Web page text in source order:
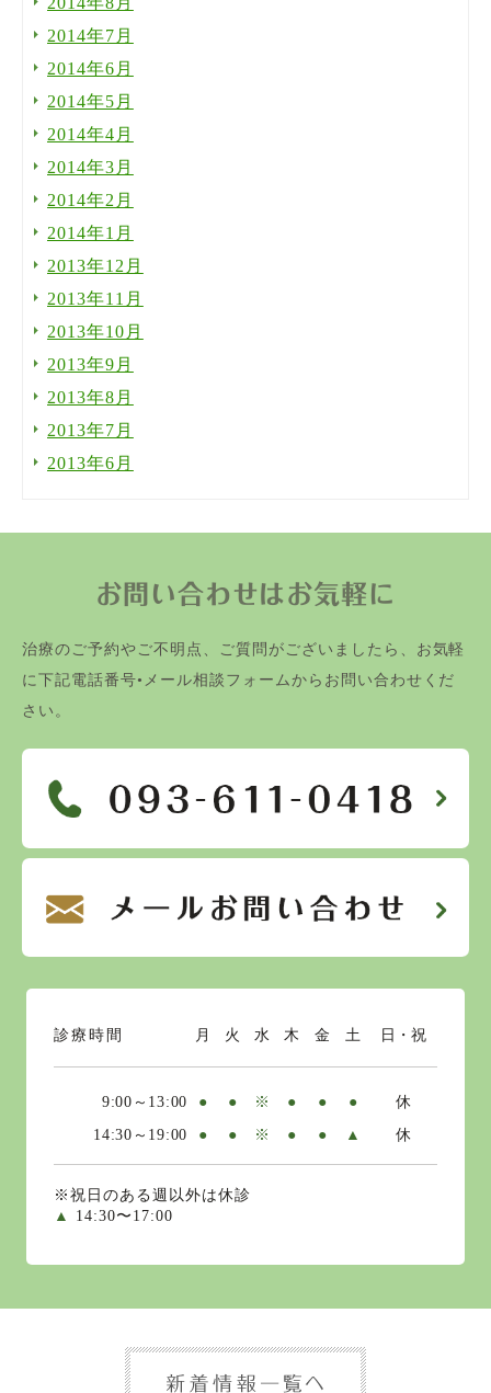
2014年7月
2014年6月
2014年5月
2014年4月
2014年3月
2014年2月
2014年1月
2013年12月
2013年11月
2013年10月
2013年9月
2013年8月
2013年7月
2013年6月
お問い合わせはお気軽に
治療のご予約やご不明点、ご質問がございましたら、お気軽
に下記電話番号•メール相談フォームからお問い合わせくだ
さい。
診療時間 月 火 水 木 金 土 日・祝
9:00～13:00 ● ● ※ ● ● ●
休
14:30～19:00
● ● ※ ● ● ▲ 休
※祝日のある週以外は休診
▲
14:30〜17:00